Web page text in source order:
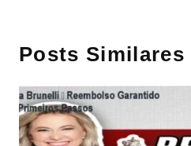
Posts Similares